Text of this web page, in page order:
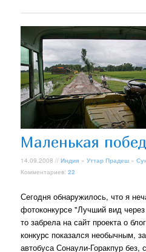
Маленькая
14.09.2008 //Индия »Уттар Прадеш »
Комментариев:22
Сегодня обнаружилось, что я
фотоконкурсе "Лучший вид
то забрела на сайт проекта о
конкурс показался необычным,
автобуса Сонаули-Горакпур без,